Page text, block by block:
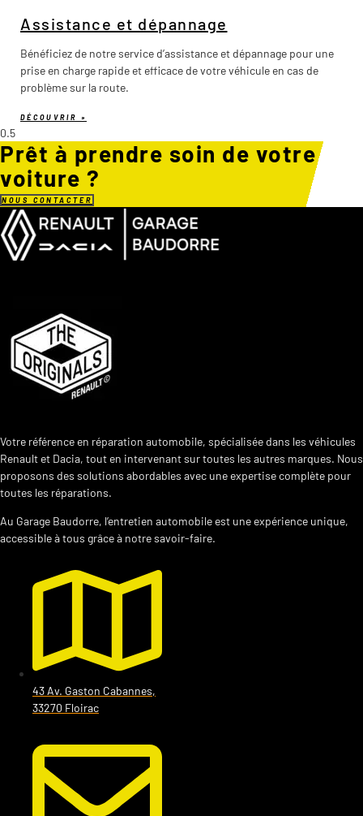
Assistance et dépannage
Bénéficiez de notre service d’assistance et dépannage pour une
prise en charge rapide et efficace de votre véhicule en cas de
problème sur la route.
DÉCOUVRIR »
Prêt à prendre soin de votre
voiture ?
NOUS CONTACTER
Votre référence en réparation automobile, spécialisée dans les véhicules
Renault et Dacia, tout en intervenant sur toutes les autres marques. Nous
proposons des solutions abordables avec une expertise complète pour
toutes les réparations.
Au Garage Baudorre, l’entretien automobile est une expérience unique,
accessible à tous grâce à notre savoir-faire.
43 Av. Gaston Cabannes,
33270 Floirac